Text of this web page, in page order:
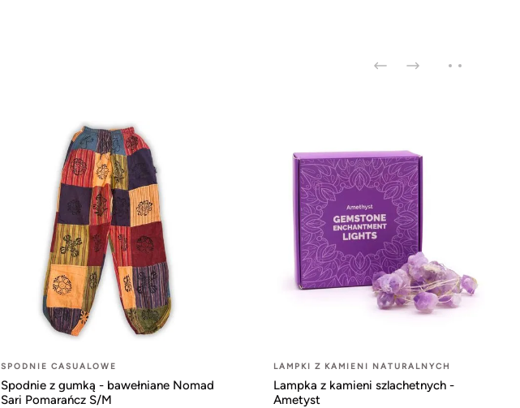
SPODNIE CASUALOWE
Spodnie z gumką - bawełniane Nomad
Sari Pomarańcz S/M
LAMPKI Z KAMIENI NATURALNYCH
Lampka z kamieni szlachetnych -
Ametyst